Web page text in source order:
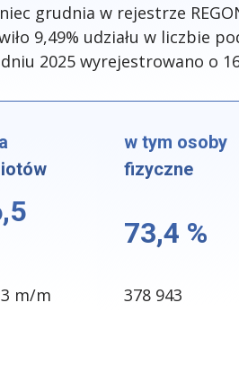
grudnia w rejestrze
9,49% udziału w liczbie
2025 wyrejestrowano o
m/m
w tym osoby
fizyczne
73,4 %
378 943